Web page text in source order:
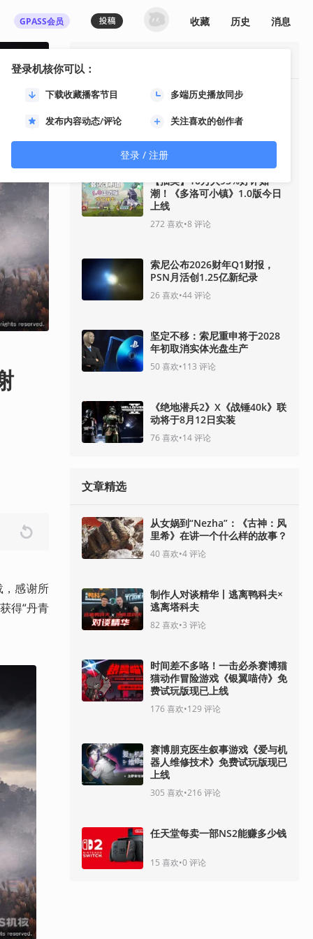
GPASS会员
登录机核你可以：
下载收藏播客节目 多端历史播放同步
发布内容动态/评论 关注喜欢的创作者
登录 / 注册
收藏 历史 消息
，感谢所
得“丹青
最热资讯
【抽奖】四人合作战术射击游戏
来丰富内容更新
128喜欢•107评论
【抽奖】10万人95%好评如
潮！《多洛可小镇》1.0版今日
上线
272 喜欢•8 评论
索尼公布2026财年Q1财报，
PSN月活创1.25亿新纪录
26喜欢•44评论
坚定不移：索尼重申将于2028
年初取消实体光盘生产
50喜欢•113 评论
《绝地潜兵2》X《战锤40k》联
动将于8月12日实装
76喜欢•14评论
文章精选
从女娲到“Nezha”：《古神：风
里希》在讲一个什么样的故事？
40喜欢•4评论
制作人对谈精华丨逃离鸭科夫×
逃离塔科夫
82 喜欢•3 评论
时间差不多咯！一击必杀赛博猫
猫动作冒险游戏《银翼喵侍》免
费试玩版现已上线
176喜欢•129 评论
赛博朋克医生叙事游戏《爱与机
器人维修技术》免费试玩版现已
上线
305 喜欢•216评论
任天堂每卖一部NS2能赚多少钱
15 喜欢•0评论